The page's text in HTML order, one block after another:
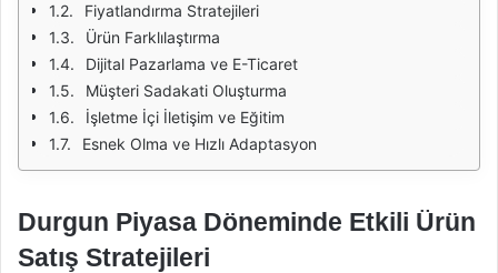
Fiyatlandırma Stratejileri
Ürün Farklılaştırma
Dijital Pazarlama ve E-Ticaret
Müşteri Sadakati Oluşturma
İşletme İçi İletişim ve Eğitim
Esnek Olma ve Hızlı Adaptasyon
Durgun Piyasa Döneminde Etkili Ürün
Satış Stratejileri